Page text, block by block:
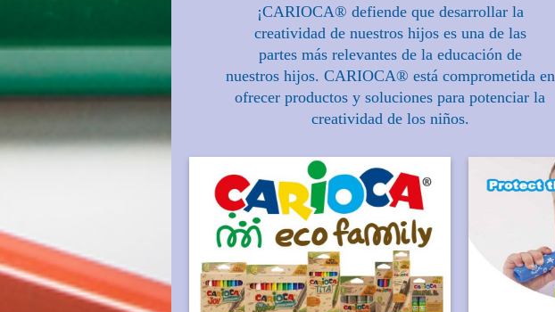
¡CARIOCA® defiende que desarrollar la
creatividad de nuestros hijos es una de las
partes más relevantes de la educación de
nuestros hijos. CARIOCA® está comprometida en
ofrecer productos y soluciones para potenciar la
creatividad de los niños.